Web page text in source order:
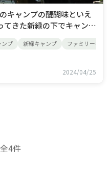
てきた新緑の下でキャンプ
必要ですが‥😅
ンプ 新緑キャンプ ファミリーキャ
2024/04/25
4件